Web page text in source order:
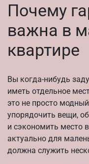
Почему
важна в
квартире
Вы когда-нибудь
иметь отдельное
это не просто
упорядочить вещи,
и сэкономить место
актуально для
должна служить